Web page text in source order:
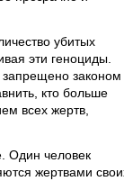
убитых
эти геноциды.
законом
кто больше
всех жертв,
Один человек
жертвами